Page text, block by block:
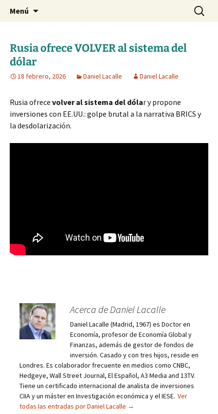
dlacalle.com
Blog de Daniel Lacalle
Menú Buscar:
Rusia ofrece VOLVER al sistema del
dólar
18 febrero, 2026 Daniel Lacalle Daniel Lacalle
Rusia ofrece volver al sistema del dólar y propone
inversiones con EE.UU.: golpe brutal a la narrativa BRICS y
la desdolarización.
Acerca de Daniel Lacalle
Daniel Lacalle (Madrid, 1967) es Doctor en
Economía, profesor de Economía Global y
Finanzas, además de gestor de fondos de
inversión. Casado y con tres hijos, reside en
Londres. Es colaborador frecuente en medios como CNBC,
Hedgeye, Wall Street Journal, El Español, A3 Media and 13TV.
Tiene un certificado internacional de analista de inversiones
CIIA y un máster en Investigación económica y el IESE. Ver
todas las entradas por Daniel Lacalle →